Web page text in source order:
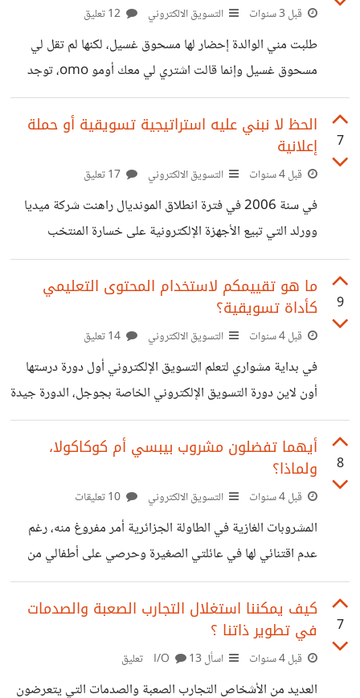
المواد التدريبية وغيرها من المعلومات، لكن الأغلب يركز على
السعر. بالمشاورة مع فريق التسويق قررنا تقسيم الدورة إلى عدة
مستويات وساعات تدريبية بأسعار مختلفة ومتنوعة، قمنا بتجزئة
قبل 3 سنوات التسويق الالكتروني
طلبت مني الوالدة إحضار لها مسحوق غسيل، لكنها لم تقل لي
مسحوق غسيل وإنما قالت اشتري لي معك أومو omo، توجد
العديد من العلامات التجارية المختصة في إنتاج مساحيق الغسيل
لكن أمي والعديد من الأمهات الجزائريات كل الأنواع والماركات
تطلق عليها هذا الاسم أومو وهو الخاص بعلامة واحدة. هذه
العلامة التجارية تمكنت من صنع مكانة كبيرة لها في أذهان
العملاء، وهذا جعلها تأخذ مكان كل مساحيق الغسيل الأخرى
المتوفرة في السوق وصارت معروفة عند الكبير والصغير. رغم أن
7
الحظ لا نبني عليه استراتيجية تسويقية أو حملة
إعلانية
قبل 4 سنوات التسويق الالكتروني
في سنة 2006 في فترة انطلاق المونديال راهنت شركة ميديا
وورلد التي تبيع الأجهزة الإلكترونية على خسارة المنتخب
الإيطالي وعدم حصوله على الكأس وهذا نظرا للظروف التي
حصلت للمنتخب وجعلته يبتعد عن منصة التتويج لسنوات. رأت
شركة ميديا وورلد أن فوز منتخب إيطاليا أمر مستبعد كليا،
وطرحت حملة لرفع مبيعات أجهزة تلفاز البلازما بالتقسيط ومن
خلال الحملة أطلقت شعار أن كل من سيشتري تلفاز بلازما
بالتقسيط قبل انطلاق المونديال سيعفى من الأقساط كاملة إذا
9
ما هو تقييمكم لاستخدام المحتوى التعليمي
كأداة تسويقية؟
قبل 4 سنوات التسويق الالكتروني
في بداية مشواري لتعلم التسويق الإلكتروني أول دورة درستها
أون لاين دورة التسويق الإلكتروني الخاصة بجوجل، الدورة جيدة
وفيها من المعلومات ما كان جديدا علي. بعد فترة من الزمن في
مواقع التواصل الاجتماعي، رأيت العديد من المنشورات التي
تدعو للمشاركة في دورة أون لاين من جوجل أيضا لمدة ساعة
ونصف إلى ساعتين، أثارني الفضول وشاركت رغم عدم حاجتي
بالمشاركة فيها، الدورة الثانية هي مختصرة عن الدورة الحقيقية
التي تتضمن 40 ساعة تدريبة. الدورة الثانية هي خلاصة للدورة
8
أيهما تفضلون مشروب بيبسي أم كوكاكولا،
ولماذا؟
قبل 4 سنوات التسويق الالكتروني
المشروبات الغازية في الطاولة الجزائرية أمر مفروغ منه، رغم
عدم اقتنائي لها في عائلتي الصغيرة وحرصي على أطفالي من
تناولها، لكن كلنا في فترة تناولنا وما زلنا العائلة الكبيرة تتناولها.
في العائلة أبي يفضل شرب كوكاكولا، مرة زارتني فكرة فضولية
وقررت تجربتها، كانت في المنزل قارورة كوكاكولا فارغة وكان
متوفر مشروب سليكتو للعلامة حمود بوعلام الجزائرية الذي هو
نفس ذوق مشروب الكوكاكولا بنسبة كبيرة، المهم أخذت قارورة
7
كيف يمكننا استغلال التجارب الصعبة والصدمات
في تطوير ذاتنا ؟
قبل 4 سنوات اسأل I/O 13 تعليق
العديد من الأشخاص التجارب الصعبة والصدمات التي يتعرضون